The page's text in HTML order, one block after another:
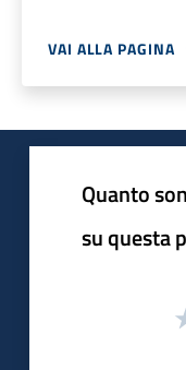
VAI ALLA PAGINA
Quanto
su questa